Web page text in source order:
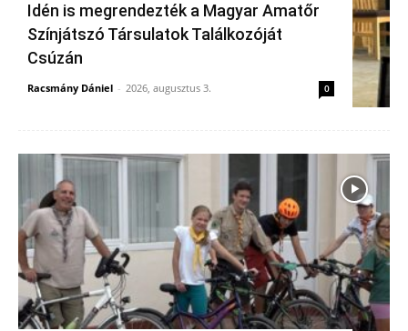
Idén is megrendezték a Magyar Amatőr
Színjátszó Társulatok Találkozóját
Csúzán
Racsmány Dániel - 2026, augusztus 3. 0